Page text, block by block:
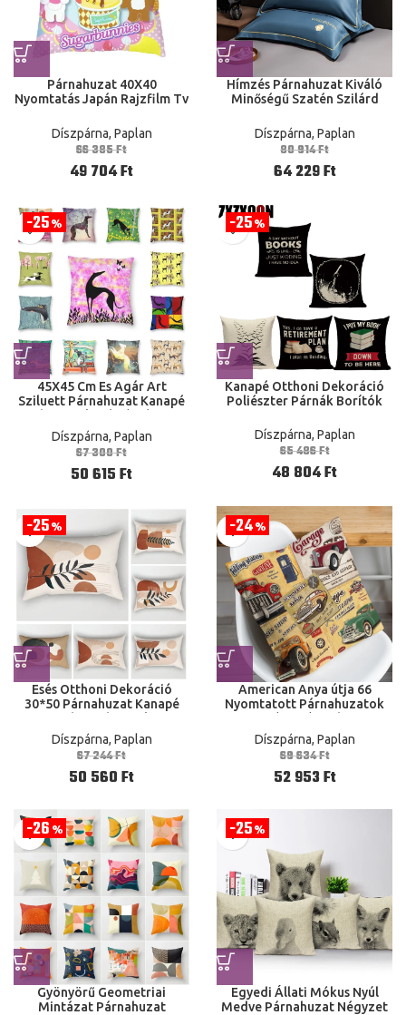
Párnahuzat 40X40
Nyomtatás Japán Rajzfilm Tv
Díszpárna, Paplan
66 385Ft
49 704Ft
Hímzés Párnahuzat Kiváló
Minőségű Szatén Szilárd
Díszpárna, Paplan
80 914Ft
64 229Ft
25%
45X45 Cm Es Agár Art
Sziluett Párnahuzat Kanapé
Alakú Párnahuzat
Díszpárna, Paplan
67 300Ft
50 615Ft
25%
Kanapé Otthoni Dekoráció
Poliészter Párnák Borítók
Díszpárna, Paplan
65 486Ft
48 804Ft
25%
Esés Otthoni Dekoráció
30*50 Párnahuzat Kanapé
Geometriai Nappali
Párnahuzat 50X70 30X50
40X60
Díszpárna, Paplan
67 244Ft
50 560Ft
24%
American Anya útja 66
Nyomtatott Párnahuzatok
Dekoráció Párnahuzat
Kanapé Párna
Díszpárna, Paplan
69 634Ft
52 953Ft
26%
Gyönyörű Geometriai
Mintázat Párnahuzat
25%
Egyedi Állati Mókus Nyúl
Medve Párnahuzat Négyzet